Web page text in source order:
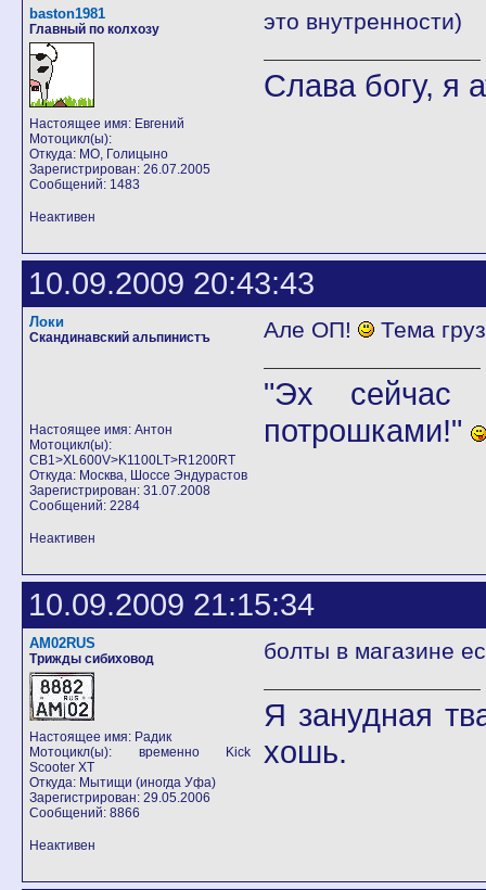
baston1981
Главный по колхозу
Настоящее имя: Евгений
Мотоцикл(ы):
Откуда: МО, Голицыно
Зарегистрирован: 26.07.2005
Сообщений: 1483
это внутренности)
Слава богу, я
Неактивен
10.09.2009 20:43:43
Локи
Скандинавский альпинистъ
Настоящее имя: Антон
Мотоцикл(ы):
CB1>XL600V>K1100LT>R1200RT
Откуда: Москва, Шоссе Эндурастов
Зарегистрирован: 31.07.2008
Сообщений: 2284
Але ОП! Тема
"Эх сейчас
потрошками!"
Неактивен
10.09.2009 21:15:34
AM02RUS
Трижды сибиховод
Настоящее имя: Радик
Мотоцикл(ы): временно Kick
Scooter XT
Откуда: Мытищи (иногда Уфа)
Зарегистрирован: 29.05.2006
Сообщений: 8866
болты в магазине
Я занудная
хошь.
Неактивен